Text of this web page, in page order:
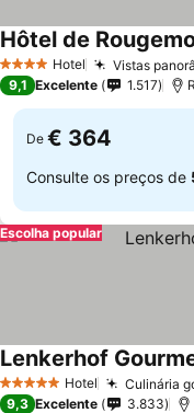
4 EstrelasHotel Vistas
Hôtel de
9,1 Excelente 1.517
De € 364
Consulte os preços de
Escolha popular
5 Estrelas Hotel Culinária
Lenkerhof
9,3 Excelente 3.833